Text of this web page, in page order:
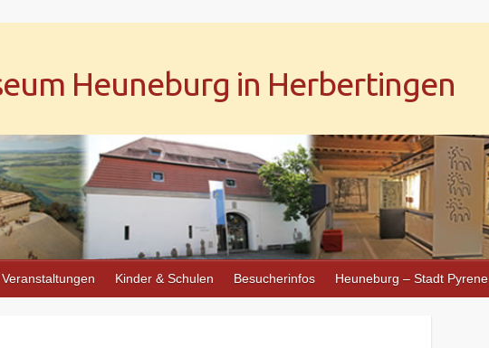
Heuneburg in Herbertingen
Veranstaltungen Kinder & Schulen Besucherinfos Heuneburg – Stadt Pyrene